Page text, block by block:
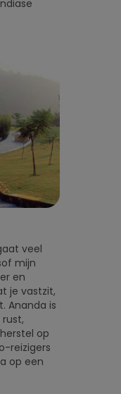
veel
mijn
en
je vastzit,
Ananda is
op
reizigers
op een